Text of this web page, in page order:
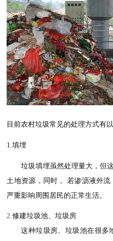
目前农村垃圾常见的处理方式有
1.填埋
垃圾填埋虽然处理量大，但
土地资源， 同时， 若渗沥液外流
严重影响周围居民的正常生活。
2.修建垃圾池、垃圾房
这种垃圾房、垃圾池在很多